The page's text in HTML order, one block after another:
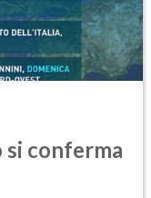
conferma